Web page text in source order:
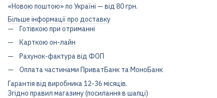
«Новою поштою» по Україні — від 80 грн.
Більше інформації про доставку
Готівкою при отриманні
Карткою он-лайн
Рахунок-фактура від ФОП
Оплата частинами ПриватБанк та МоноБанк
Гарантія від виробника 12-36 місяців.
Згідно правил магазину (посилання в шапці)